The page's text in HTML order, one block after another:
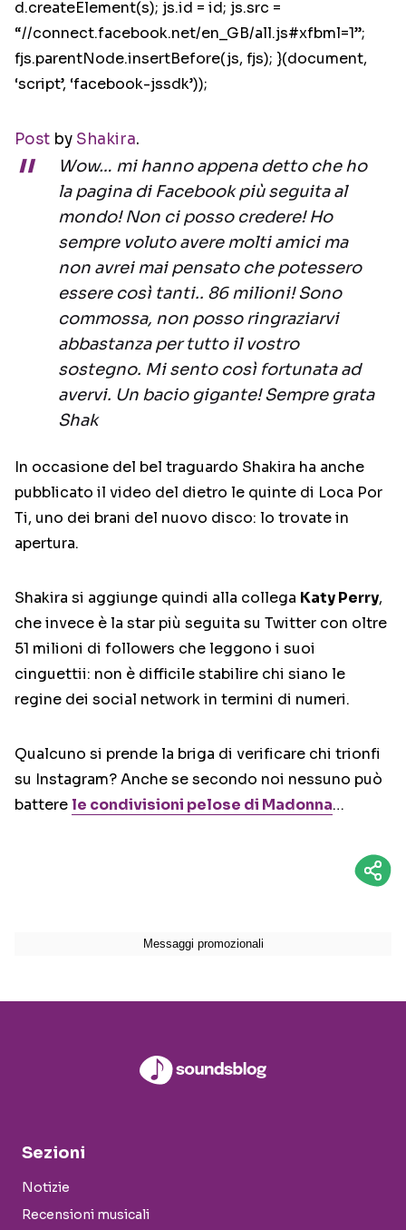
d.createElement(s); js.id = id; js.src =
“//connect.facebook.net/en_GB/all.js#xfbml=1”;
fjs.parentNode.insertBefore(js, fjs); }(document,
‘script’, ‘facebook-jssdk’));
Post by Shakira.
Wow… mi hanno appena detto che ho
la pagina di Facebook più seguita al
mondo! Non ci posso credere! Ho
sempre voluto avere molti amici ma
non avrei mai pensato che potessero
essere così tanti.. 86 milioni! Sono
commossa, non posso ringraziarvi
abbastanza per tutto il vostro
sostegno. Mi sento così fortunata ad
avervi. Un bacio gigante! Sempre grata
Shak
In occasione del bel traguardo Shakira ha anche
pubblicato il video del dietro le quinte di Loca Por
Ti, uno dei brani del nuovo disco: lo trovate in
apertura.
Shakira si aggiunge quindi alla collega Katy Perry,
che invece è la star più seguita su Twitter con oltre
51 milioni di followers che leggono i suoi
cinguettii: non è difficile stabilire chi siano le
regine dei social network in termini di numeri.
Qualcuno si prende la briga di verificare chi trionfi
su Instagram? Anche se secondo noi nessuno può
battere le condivisioni pelose di Madonna…
Sezioni
Notizie
Recensioni musicali